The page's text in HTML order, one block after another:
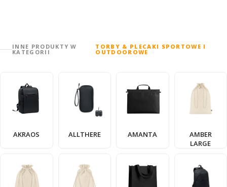
INNE PRODUKTY W
KATEGORII
TORBY & PLECAKI SPORTOWE I
OUTDOOROWE
AKRAOS ALLTHERE AMANTA
AMBER
LARGE